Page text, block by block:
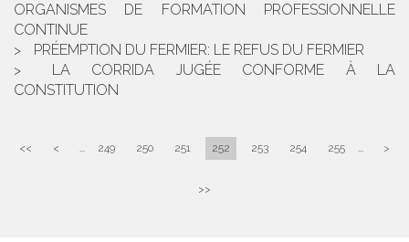
ORGANISMES DE FORMATION PROFESSIONNELLE
CONTINUE
PRÉEMPTION DU FERMIER: LE REFUS DU FERMIER
LA CORRIDA JUGÉE CONFORME À LA
CONSTITUTION
<< < ... 249 250 251 252 253 254 255 ... >
>>